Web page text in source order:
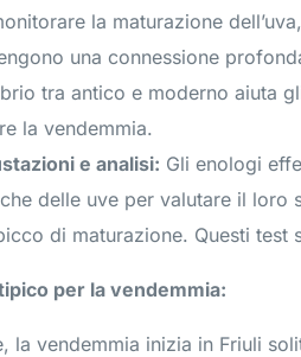
la maturazione
una connessione
tra antico e moderno aiuta
la vendemmia.
e analisi: Gli enologi
delle uve per valutare il loro
di maturazione. Questi test
per la vendemmia:
la vendemmia inizia in Friuli